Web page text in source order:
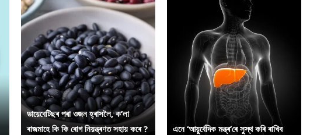
ডায়েবেটিছৰ পৰা ওজন হ্ৰাসলৈ, ক’লা
ৰাজমাহে কি কি ৰোগ নিয়ন্ত্ৰণত সহায় কৰে ?
এনে ‘আয়ুৰ্বেদিক মন্ত্ৰ’ৰে সুস্থ কৰি ৰাখিব